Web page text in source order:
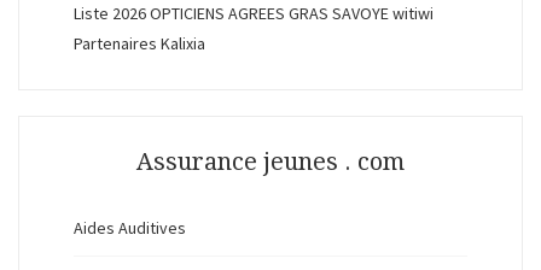
Liste 2026 OPTICIENS AGREES GRAS SAVOYE witiwi
Partenaires Kalixia
Assurance jeunes . com
Aides Auditives